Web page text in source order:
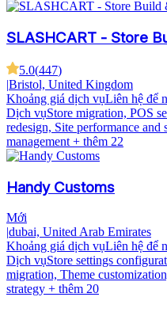
SLASHCART - Store
5.0(447)
|Bristol, United Kingdom
Khoảng giá dịch vụLiên hệ để
Dịch vụStore migration, POS
redesign, Site performance and
management + thêm 22
Handy Customs
Mới
|dubai, United Arab Emirates
Khoảng giá dịch vụLiên hệ để
Dịch vụStore settings
migration, Theme
strategy + thêm 20